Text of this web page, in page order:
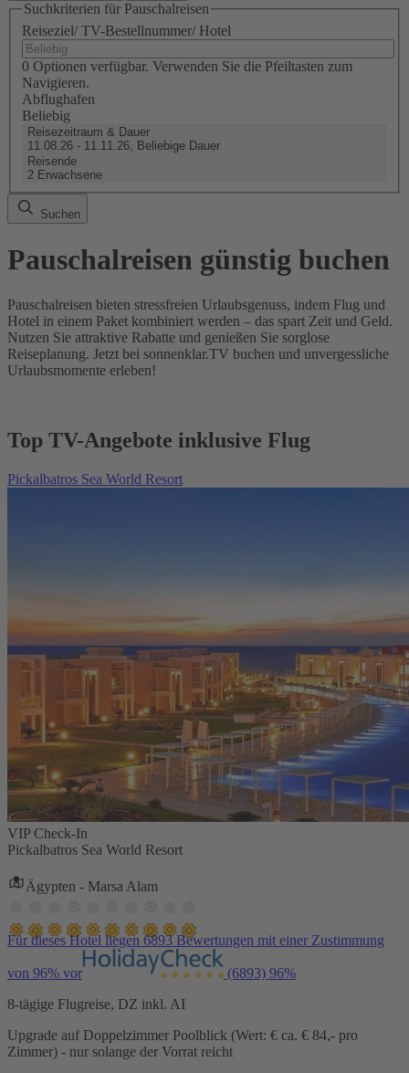
Suchkriterien für Pauschalreisen
Reiseziel/ TV-Bestellnummer/ Hotel
0 Optionen verfügbar. Verwenden Sie die Pfeiltasten zum
Navigieren.
Abflughafen
Beliebig
Reisezeitraum & Dauer
11.08.26 - 11.11.26, Beliebige Dauer
Reisende
2 Erwachsene
Suchen
Pauschalreisen günstig buchen
Pauschalreisen bieten stressfreien Urlaubsgenuss, indem Flug und
Hotel in einem Paket kombiniert werden – das spart Zeit und Geld.
Nutzen Sie attraktive Rabatte und genießen Sie sorglose
Reiseplanung. Jetzt bei sonnenklar.TV buchen und unvergessliche
Urlaubsmomente erleben!
Top TV-Angebote inklusive Flug
Pickalbatros Sea World Resort
VIP Check-In
Pickalbatros Sea World Resort
Ägypten - Marsa Alam
Für dieses Hotel liegen 6893 Bewertungen mit einer Zustimmung
von 96% vor (6893) 96%
8-tägige Flugreise, DZ inkl. AI
Upgrade auf Doppelzimmer Poolblick (Wert: € ca. € 84,- pro
Zimmer) - nur solange der Vorrat reicht